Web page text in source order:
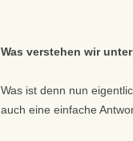
Was verstehen wir
Was ist denn nun
auch eine einfache